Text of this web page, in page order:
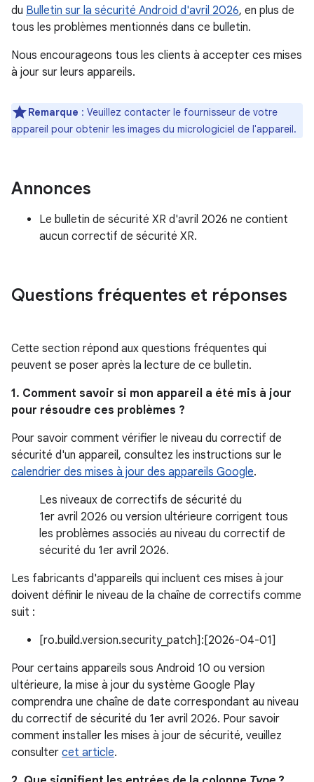
du Bulletin sur la sécurité Android d'avril 2026, en plus de
tous les problèmes mentionnés dans ce bulletin.
Nous encourageons tous les clients à accepter ces mises
à jour sur leurs appareils.
Remarque : Veuillez contacter le fournisseur de votre
appareil pour obtenir les images du micrologiciel de l'appareil.
Annonces
Le bulletin de sécurité XR d'avril 2026 ne contient
aucun correctif de sécurité XR.
Questions fréquentes et réponses
Cette section répond aux questions fréquentes qui
peuvent se poser après la lecture de ce bulletin.
1. Comment savoir si mon appareil a été mis à jour
pour résoudre ces problèmes ?
Pour savoir comment vérifier le niveau du correctif de
sécurité d'un appareil, consultez les instructions sur le
calendrier des mises à jour des appareils Google.
Les niveaux de correctifs de sécurité du
1er avril 2026 ou version ultérieure corrigent tous
les problèmes associés au niveau du correctif de
sécurité du 1er avril 2026.
Les fabricants d'appareils qui incluent ces mises à jour
doivent définir le niveau de la chaîne de correctifs comme
suit :
[ro.build.version.security_patch]:[2026-04-01]
Pour certains appareils sous Android 10 ou version
ultérieure, la mise à jour du système Google Play
comprendra une chaîne de date correspondant au niveau
du correctif de sécurité du 1er avril 2026. Pour savoir
comment installer les mises à jour de sécurité, veuillez
consulter cet article.